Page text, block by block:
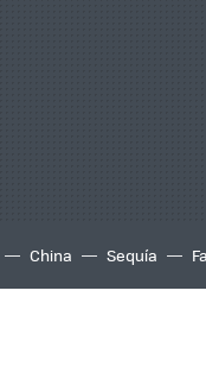
China Sequía